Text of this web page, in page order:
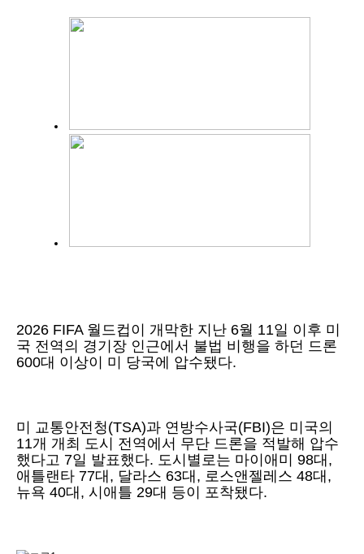
2026 FIFA 월드컵이 개막한 지난 6월 11일 이후 미
국 전역의 경기장 인근에서 불법 비행을 하던 드론
600대 이상이 미 당국에 압수됐다.
미 교통안전청(TSA)과 연방수사국(FBI)은 미국의
11개 개최 도시 전역에서 무단 드론을 적발해 압수
했다고 7일 발표했다. 도시별로는 마이애미 98대,
애틀랜타 77대, 달라스 63대, 로스앤젤레스 48대,
뉴욕 40대, 시애틀 29대 등이 포착됐다.